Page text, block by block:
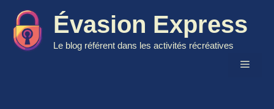
contenu
Évasion Express
Le blog référent dans les activités récréatives
Menu